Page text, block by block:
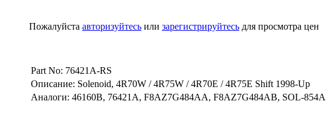
Пожалуйста авторизуйтесь или зарегистрируйтесь для просмотра цен
Part No: 76421A-RS
Описание: Solenoid, 4R70W / 4R75W / 4R70E / 4R75E Shift 1998-Up
Аналоги: 46160B, 76421A, F8AZ7G484AA, F8AZ7G484AB, SOL-854A